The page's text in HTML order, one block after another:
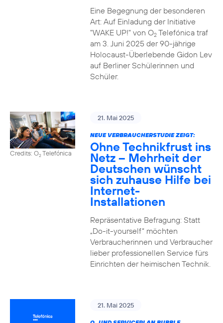
Eine Begegnung der besonderen
Art: Auf Einladung der Initiative
"WAKE UP!" von O2Telefónica traf
am 3. Juni 2025 der 90-jährige
Holocaust-Überlebende Gidon Lev
auf Berliner Schülerinnen und
Schüler.
Credits: O2Telefónica
21. Mai 2025
NEUE VERBRAUCHERSTUDIE ZEIGT:
Ohne Technikfrust ins
Netz – Mehrheit der
Deutschen wünscht
sich zuhause Hilfe bei
Internet-
Installationen
Repräsentative Befragung: Statt
„Do-it-yourself“ möchten
Verbraucherinnen und Verbraucher
lieber professionellen Service fürs
Einrichten der heimischen Technik.
21. Mai 2025